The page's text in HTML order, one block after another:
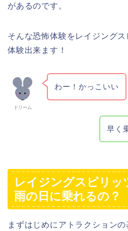
があるのです。
そんな恐怖体験をレイジング
体験出来ます！
ドリーム
わー！かっこいい
早く
レイジングスピリッ
雨の日に乗れるの？
まずはじめにアトラクション